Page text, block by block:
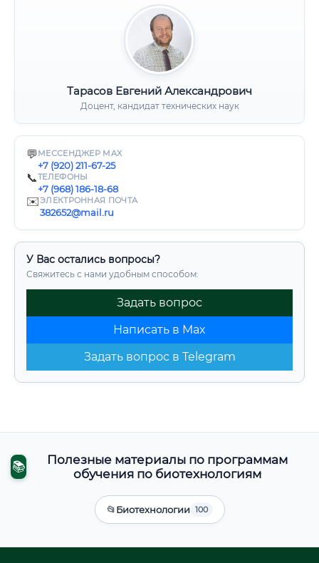
Тарасов Евгений Александрович
Доцент, кандидат технических наук
💬 МЕССЕНДЖЕР MAX
+7 (920) 211-67-25
📞ТЕЛЕФОНЫ
+7 (968) 186-18-68
✉️ЭЛЕКТРОННАЯ ПОЧТА
382652@mail.ru
У Вас остались вопросы?
Свяжитесь с нами удобным способом:
Задать вопрос
Написать в Max
Задать вопрос в Telegram
📚
Полезные материалы по программам
обучения по биотехнологиям
📂Биотехнологии 100